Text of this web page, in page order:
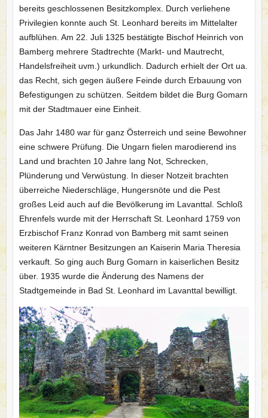
bereits geschlossenen Besitzkomplex. Durch verliehene
Privilegien konnte auch St. Leonhard bereits im Mittelalter
aufblühen. Am 22. Juli 1325 bestätigte Bischof Heinrich von
Bamberg mehrere Stadtrechte (Markt- und Mautrecht,
Handelsfreiheit uvm.) urkundlich. Dadurch erhielt der Ort ua.
das Recht, sich gegen äußere Feinde durch Erbauung von
Befestigungen zu schützen. Seitdem bildet die Burg Gomarn
mit der Stadtmauer eine Einheit.
Das Jahr 1480 war für ganz Österreich und seine Bewohner
eine schwere Prüfung. Die Ungarn fielen marodierend ins
Land und brachten 10 Jahre lang Not, Schrecken,
Plünderung und Verwüstung. In dieser Notzeit brachten
überreiche Niederschläge, Hungersnöte und die Pest
großes Leid auch auf die Bevölkerung im Lavanttal. Schloß
Ehrenfels wurde mit der Herrschaft St. Leonhard 1759 von
Erzbischof Franz Konrad von Bamberg mit samt seinen
weiteren Kärntner Besitzungen an Kaiserin Maria Theresia
verkauft. So ging auch Burg Gomarn in kaiserlichen Besitz
über. 1935 wurde die Änderung des Namens der
Stadtgemeinde in Bad St. Leonhard im Lavanttal bewilligt.